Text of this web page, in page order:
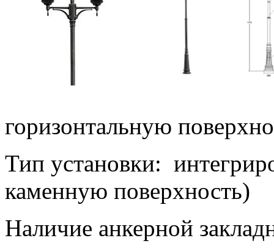
горизонтальную
Тип установки:
каменную поверхность)
Наличие анкерной